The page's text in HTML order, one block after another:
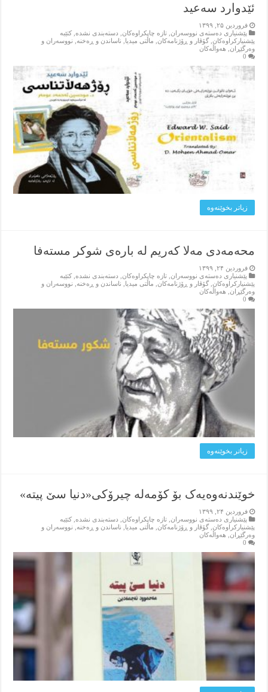
ئێدوارد سه‌عید
فروردین ۲۵, ۱۳۹۹
پێشنیاری ده‌سته‌ی نووسه‌ران ,تازه‌ چاپکراوه‌کان دسته‌بندی نشده ,کتێبه‌
پێشنیارکراوه‌کان ,گۆڤار و ڕۆژنامه‌کان ماڵتی میدیا ناساندن و ڕه‌خنه‌
نووسه‌ران و
وه‌رگێڕان
هه‌واڵه‌کان
0
زیاتر بخوێنه‌وه‌
محەمەدی مەلا کەریم لە بارەی شوکر مستەفا
فروردین ۲۴, ۱۳۹۹
پێشنیاری ده‌سته‌ی نووسه‌ران,تازه‌ چاپکراوه‌کان, دسته‌بندی نشده,کتێبه‌
پێشنیارکراوه‌کان,گۆڤار و ڕۆژنامه‌کان, ماڵتی میدیا, ناساندن و ڕه‌خنه‌, نووسه‌ران و
وه‌رگێڕان, هه‌واڵه‌کان
0
زیاتر بخوێنه‌وه‌
خوێندنەوەیەک بۆ کۆمه‌له‌ چیرۆکی«‌دنیا سێ پیته‌»
فروردین ۲۴, ۱۳۹۹
پێشنیاری ده‌سته‌ی نووسه‌ران ,تازه‌ چاپکراوه‌کان دسته‌بندی نشده ,کتێبه‌
پێشنیارکراوه‌کان ,گۆڤار و ڕۆژنامه‌کان ماڵتی میدیا ناساندن و ڕه‌خنه‌
نووسه‌ران و
وه‌رگێڕان
هه‌واڵه‌کان
0